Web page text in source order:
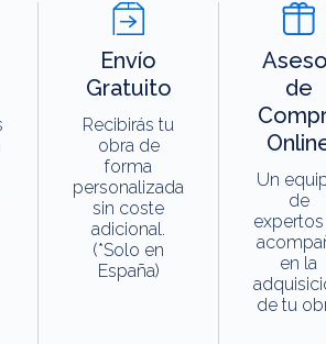
Envío
Gratuito
Recibirás tu
obra de
forma
personalizada
sin coste
adicional.
(*Solo en
España)
de
Un
de
en la
de tu